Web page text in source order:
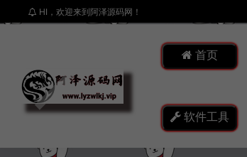
HI，欢迎来到阿泽源码网！
首页
软件工具